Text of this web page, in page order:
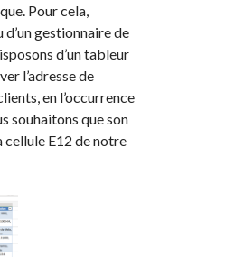
Pour cela,
gestionnaire de
d’un tableur
l’adresse de
en l’occurrence
souhaitons que son
cellule E12 de notre